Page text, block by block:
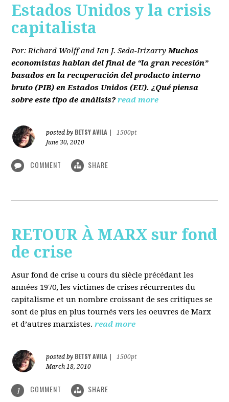
Estados Unidos y la crisis
capitalista
Por: Richard Wolff and Ian J. Seda-Irizarry Muchos
economistas hablan del final de “la gran recesión”
basados en la recuperación del producto interno
bruto(PIB)en Estados Unidos(EU). ¿Qué piensa
sobre este tipo de análisis? read more
posted by BETSY AVILA
1500pt
June 30, 2010
COMMENT SHARE
RETOUR À MARX sur fond
de crise
Asur fond de crise u cours du siècle précédant les
années 1970, les victimes de crises récurrentes du
capitalisme et un nombre croissant de ses critiques se
sont de plus en plus tournés vers les oeuvres de Marx
et d’autres marxistes. read more
posted by BETSY AVILA
1500pt
March 18, 2010
1 COMMENT SHARE